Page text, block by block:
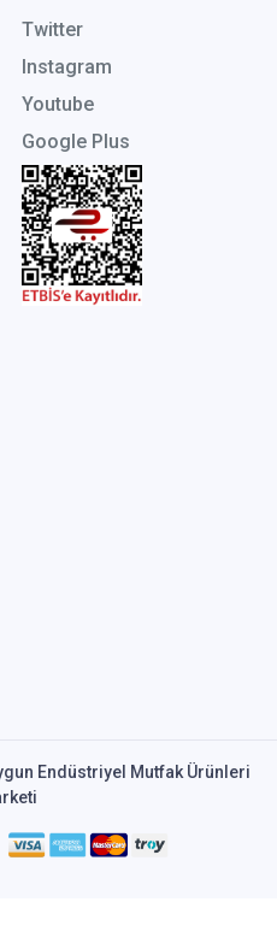
Twitter
Instagram
Youtube
Google Plus
Endüstriyel Mutfak Ürünleri